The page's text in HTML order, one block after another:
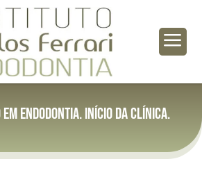
a
Endodontia. Início da clínica.